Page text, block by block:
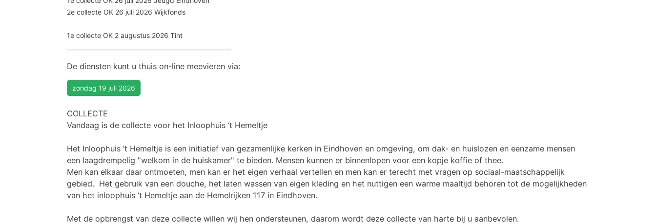
2e collecte OK 26 juli 2026 Wijkfonds
1e collecte OK 2 augustus 2026 Tint
De diensten kunt u thuis on-line meevieren via:
zondag 19 juli 2026
COLLECTE
Vandaag is de collecte voor het Inloophuis ‘t Hemeltje
Het Inloophuis ‘t Hemeltje is een initiatief van gezamenlijke kerken in Eindhoven en omgeving, om dak- en huislozen en eenzame mensen
een laagdrempelig "welkom in de huiskamer" te bieden. Mensen kunnen er binnenlopen voor een kopje koffie of thee.
Men kan elkaar daar ontmoeten, men kan er het eigen verhaal vertellen en men kan er terecht met vragen op sociaal-maatschappelijk
gebied. Het gebruik van een douche, het laten wassen van eigen kleding en het nuttigen een warme maaltijd behoren tot de mogelijkheden
van het inloophuis ‘t Hemeltje aan de Hemelrijken 117 in Eindhoven.
Met de opbrengst van deze collecte willen wij hen ondersteunen, daarom wordt deze collecte van harte bij u aanbevolen.